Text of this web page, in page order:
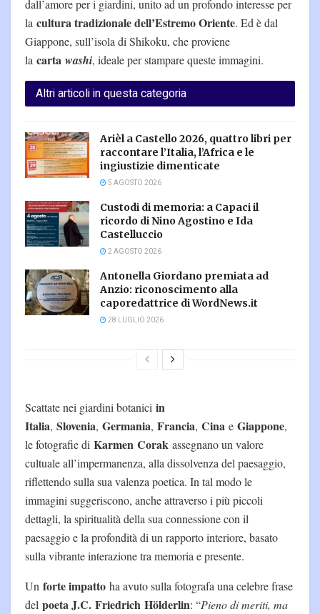
dall’amore per i giardini, unito ad un profondo interesse per
la cultura tradizionale dell’Estremo Oriente. Ed è dal
Giappone, sull’isola di Shikoku, che proviene
la carta washi, ideale per stampare queste immagini.
Altri articoli in questa categoria
Arièl a Castello 2026, quattro libri per
raccontare l’Italia, l’Africa e le
ingiustizie dimenticate
5 AGOSTO 2026
Custodi di memoria: a Capaci il
ricordo di Nino Agostino e Ida
Castelluccio
2 AGOSTO 2026
Antonella Giordano premiata ad
Anzio: riconoscimento alla
caporedattrice di WordNews.it
28 LUGLIO 2026
Scattate nei giardini botanici in
Italia, Slovenia, Germania, Francia, Cina e Giappone,
le fotografie di Karmen Corak assegnano un valore
cultuale all’impermanenza, alla dissolvenza del paesaggio,
riflettendo sulla sua valenza poetica. In tal modo le
immagini suggeriscono, anche attraverso i più piccoli
dettagli, la spiritualità della sua connessione con il
paesaggio e la profondità di un rapporto interiore, basato
sulla vibrante interazione tra memoria e presente.
Un forte impatto ha avuto sulla fotografa una celebre frase
del poeta J.C. Friedrich Hölderlin: “Pieno di meriti, ma